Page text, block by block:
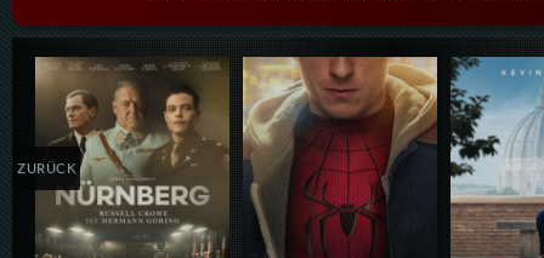
Details,Play Details,Play
ZURÜCK